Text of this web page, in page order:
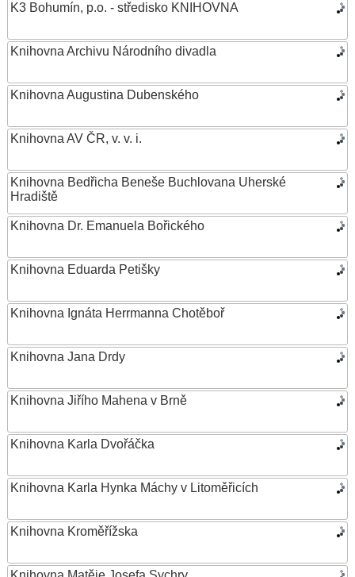
K3 Bohumín, p.o. - středisko KNIHOVNA
Knihovna Archivu Národního divadla
Knihovna Augustina Dubenského
Knihovna AV ČR, v. v. i.
Knihovna Bedřicha Beneše Buchlovana Uherské
Hradiště
Knihovna Dr. Emanuela Bořického
Knihovna Eduarda Petišky
Knihovna Ignáta Herrmanna Chotěboř
Knihovna Jana Drdy
Knihovna Jiřího Mahena v Brně
Knihovna Karla Dvořáčka
Knihovna Karla Hynka Máchy v Litoměřicích
Knihovna Kroměřížska